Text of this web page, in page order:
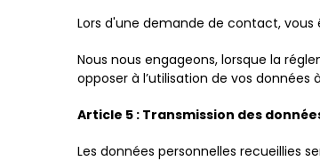
Lors d'une demande de contact,
Nous nous engageons, lorsque la
opposer à l’utilisation de vos
Article 5 : Transmission des
Les données personnelles recueillies